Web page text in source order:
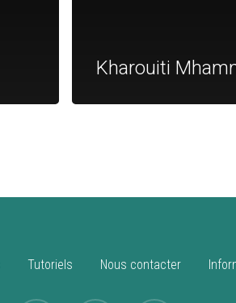
Kharouiti
Tutoriels Nous contacter